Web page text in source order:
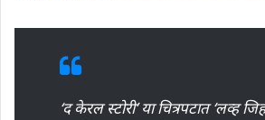
‘द केरल स्टोरी’ या चित्रपटात ‘लव्ह